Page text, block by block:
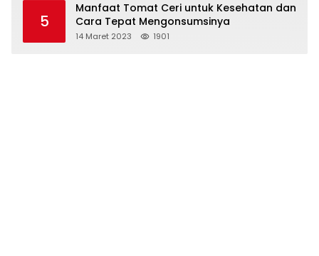
5
Manfaat Tomat Ceri untuk Kesehatan dan
Cara Tepat Mengonsumsinya
14 Maret 2023 1901